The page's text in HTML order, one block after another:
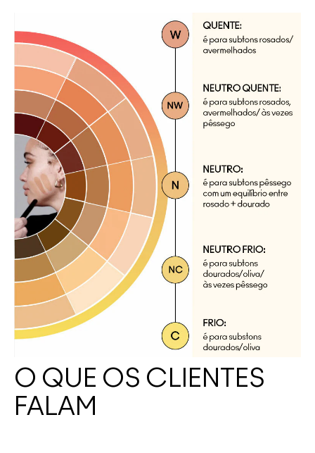
O QUE OS CLIENTES
FALAM